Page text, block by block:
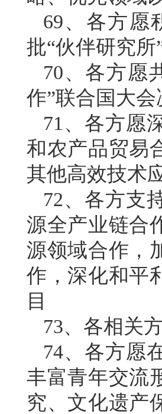
69、各方愿
批“伙伴研究
70、各方愿
作”联合国大会
71、各方愿
和农产品贸易
其他高效技术
72、各方支
源全产业链合
源领域合作，
作，深化和平
目
73、各相关
74、各方愿
丰富青年交流
究、文化遗产